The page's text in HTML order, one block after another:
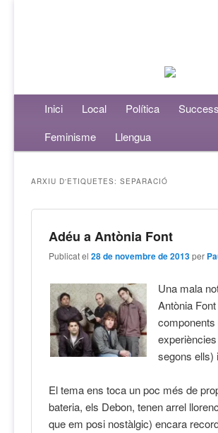
Menú principalAneu al contingut principal
Aneu al contingut secundari
Inici Local Política
Feminisme
Llengua
ARXIU D'ETIQUETES:SEPARACIÓ
Adéu a Antònia Font
Publicat el28 de novembre de 2013 per
Una mala
Antònia
segons ells)
El tema ens toca un poc més de
bateria, els Debon, tenen arrel
que em posi nostàlgic) encara